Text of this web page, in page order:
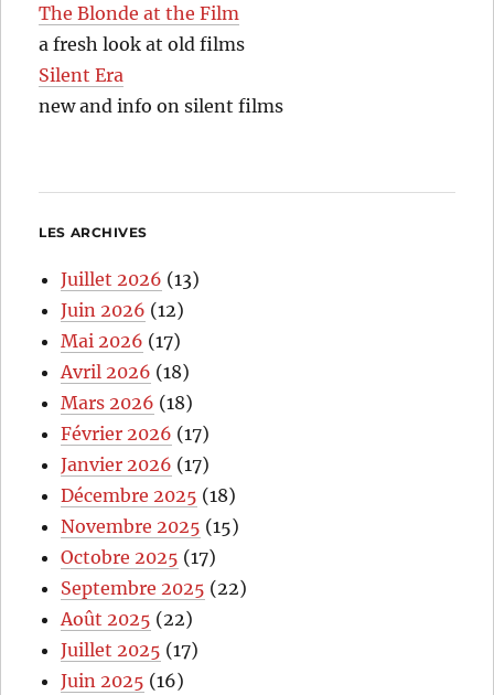
The Blonde at the Film
a fresh look at old films
Silent Era
new and info on silent films
LES ARCHIVES
Juillet 2026 (13)
Juin 2026 (12)
Mai 2026 (17)
Avril 2026 (18)
Mars 2026 (18)
Février 2026 (17)
Janvier 2026 (17)
Décembre 2025 (18)
Novembre 2025 (15)
Octobre 2025 (17)
Septembre 2025 (22)
Août 2025 (22)
Juillet 2025 (17)
Juin 2025 (16)